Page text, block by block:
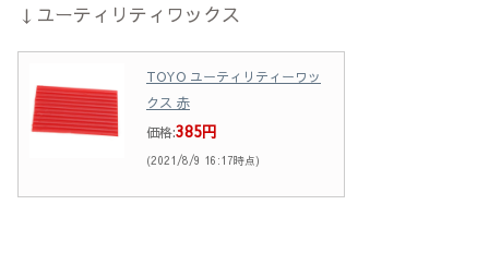
↓ユーティリティワックス
TOYO ユーティリティーワッ
クス 赤
価格:385円
(2021/8/9 16:17時点)